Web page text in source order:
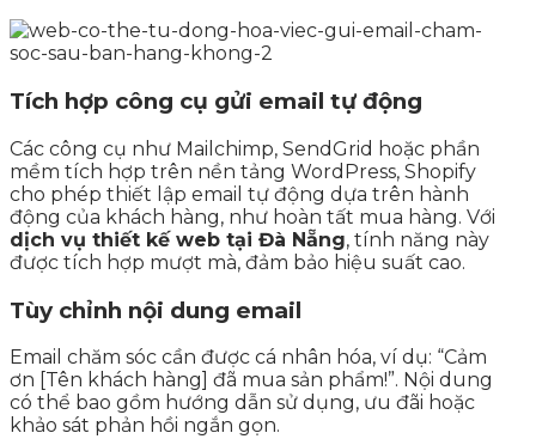
Tích hợp công cụ gửi email tự động
Các công cụ như Mailchimp, SendGrid hoặc phần
mềm tích hợp trên nền tảng WordPress, Shopify
cho phép thiết lập email tự động dựa trên hành
động của khách hàng, như hoàn tất mua hàng. Với
dịch vụ thiết kế web tại Đà Nẵng, tính năng này
được tích hợp mượt mà, đảm bảo hiệu suất cao.
Tùy chỉnh nội dung email
Email chăm sóc cần được cá nhân hóa, ví dụ: “Cảm
ơn [Tên khách hàng] đã mua sản phẩm!”. Nội dung
có thể bao gồm hướng dẫn sử dụng, ưu đãi hoặc
khảo sát phản hồi ngắn gọn.